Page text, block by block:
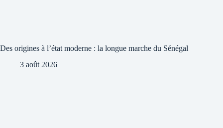
Des origines à l’état moderne : la longue marche du Sénégal
3 août 2026